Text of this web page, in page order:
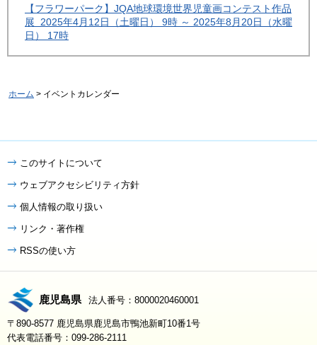
【フラワーパーク】JQA地球環境世界児童画コンテスト作品
展 2025年4月12日（土曜日） 9時 ～ 2025年8月20日（水曜
日） 17時
ホーム > イベントカレンダー
このサイトについて
ウェブアクセシビリティ方針
個人情報の取り扱い
リンク・著作権
RSSの使い方
鹿児島県 法人番号：8000020460001
〒890-8577 鹿児島県鹿児島市鴨池新町10番1号
代表電話番号：099-286-2111